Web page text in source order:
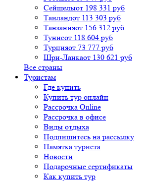
Сейшелыот 198 331 руб
Таиландот 113 303 руб
Танзанияот 156 312 руб
Тунисот 118 604 руб
Турцияот 73 777 руб
Шри-Ланкаот 130 621 руб
Все страны
Туристам
Где купить
Купить тур онлайн
Рассрочка Online
Рассрочка в офисе
Виды отдыха
Подпишитесь на рассылку
Памятка туриста
Новости
Подарочные сертификаты
Как купить тур